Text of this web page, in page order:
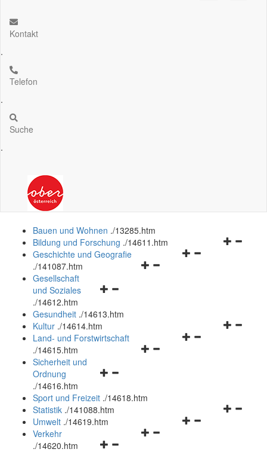
Kontakt
.
Telefon
.
Suche
.
Bauen und Wohnen ./13285.htm
Navigationsmenü
Bildung und Forschung ./14611.htm
Navigationsmenü
Geschichte und Geografie
./141087.htm
Navigationsmenü
und
schließen
Gesellschaft
und Soziales
./14612.htm
Gesundheit ./14613.htm
Navigationsmenü
Kultur ./14614.htm
Navigationsmenü
Land- und Forstwirtschaft
./14615.htm
Navigationsmenü
und
schließen
Sicherheit und
Ordnung
./14616.htm
Sport und Freizeit ./14618.htm
Navigationsmenü
Statistik ./141088.htm
Navigationsmenü
Umwelt ./14619.htm
Navigationsmenü
Verkehr
./14620.htm